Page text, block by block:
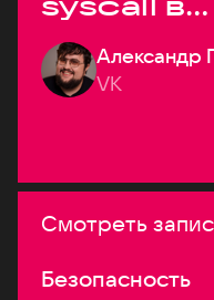
Александр
VK
Смотреть
Безопасность